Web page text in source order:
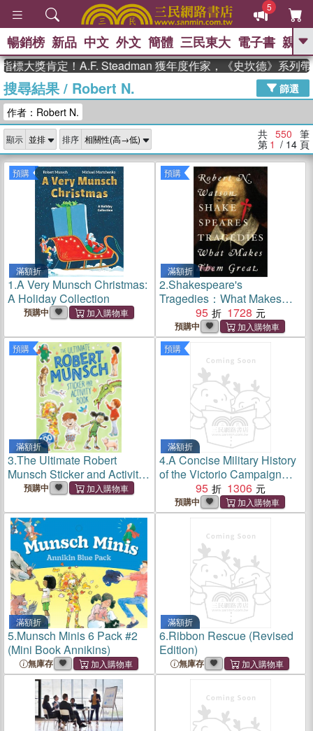
5
GO
高希均教授回憶錄
、 The Odyssey 、 父親節 、 如果歷
獎 臺灣漫遊錄 、 方念華 、 台灣的李
登輝時代
數學女孩：黎曼猜想 、
偉大的迷走神經
暢銷榜 新品 中文 外文 簡體 三民東大 電子書 親子
肯定！A.F. Steadman 獲年度作家，《史坎德》系列帶你踏
搜尋結果/ Robert N.
篩選
作者：Robert N.
顯示 排序 共 550 筆
第 1 / 14 頁
預購
滿額折
1.A Very Munsch Christmas:
A Holiday Collection
預購中
預購
滿額折
2.Shakespeare's
Tragedies：What Makes
Them Great
95 1728
預購中
預購
滿額折
3.The Ultimate Robert
Munsch Sticker and Activity
Book預購中
預購
滿額折
4.A Concise Military History
of the Victorio Campaign
1879-1880
95 1306
預購中
滿額折
5.Munsch Minis 6 Pack #2
(Mini Book Annikins)
無庫存
滿額折
6.Ribbon Rescue (Revised
Edition)
無庫存